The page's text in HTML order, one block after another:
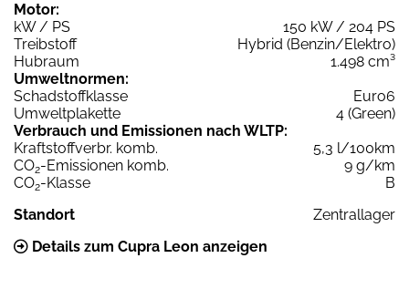
Motor:
kW / PS
150 kW / 204 PS
Treibstoff
Hybrid (Benzin/Elektro)
Hubraum
1.498 cm³
Umweltnormen:
Schadstoffklasse
Euro6
Umweltplakette
4 (Green)
Verbrauch und Emissionen nach WLTP:
Kraftstoffverbr. komb.
5,3 l/100km
CO2-Emissionen komb.
9 g/km
CO2-Klasse
B
Standort
Zentrallager
Details zum Cupra Leon anzeigen